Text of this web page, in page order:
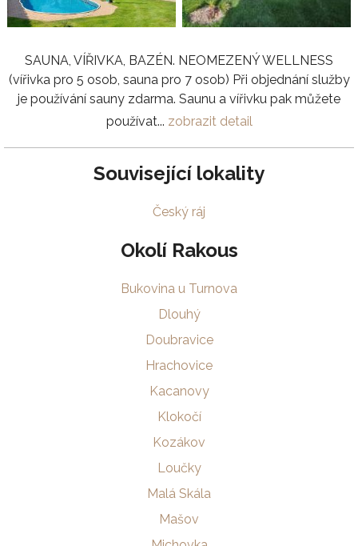
SAUNA, VÍŘIVKA, BAZÉN. NEOMEZENÝ WELLNESS
(vířivka pro 5 osob, sauna pro 7 osob) Při objednání služby
je používání sauny zdarma. Saunu a vířivku pak můžete
používat... zobrazit detail
Související lokality
Český ráj
Okolí Rakous
Bukovina u Turnova
Dlouhý
Doubravice
Hrachovice
Kacanovy
Klokočí
Kozákov
Loučky
Malá Skála
Mašov